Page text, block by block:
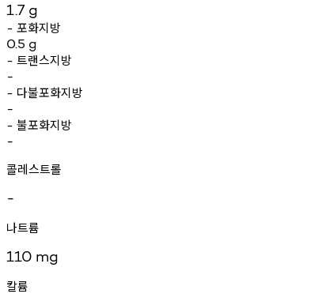
1.7 g
- 포화지방
0.5 g
- 트랜스지방
-
- 다불포화지방
-
- 불포화지방
-
콜레스트롤
-
나트륨
110 mg
칼륨